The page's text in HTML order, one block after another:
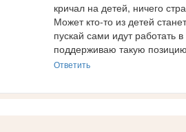
кричал на детей, ничего
Может кто-то из детей
пускай сами идут работать
поддерживаю такую
Ответить